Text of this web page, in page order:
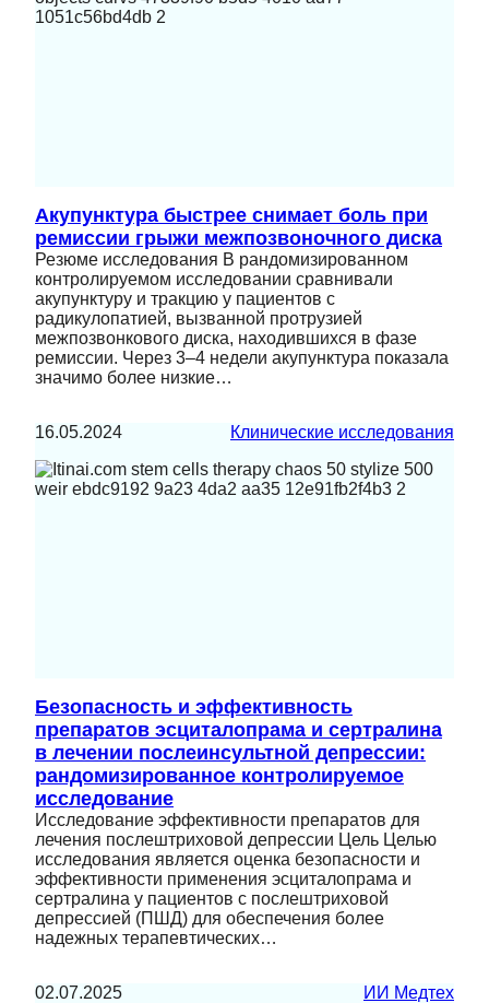
Акупунктура быстрее снимает боль при
ремиссии грыжи межпозвоночного диска
Резюме исследования В рандомизированном
контролируемом исследовании сравнивали
акупунктуру и тракцию у пациентов с
радикулопатией, вызванной протрузией
межпозвонкового диска, находившихся в фазе
ремиссии. Через 3–4 недели акупунктура показала
значимо более низкие…
16.05.2024 Клинические исследования
Безопасность и эффективность
препаратов эсциталопрама и сертралина
в лечении послеинсультной депрессии:
рандомизированное контролируемое
исследование
Исследование эффективности препаратов для
лечения послештриховой депрессии Цель Целью
исследования является оценка безопасности и
эффективности применения эсциталопрама и
сертралина у пациентов с послештриховой
депрессией (ПШД) для обеспечения более
надежных терапевтических…
02.07.2025 ИИ Медтех